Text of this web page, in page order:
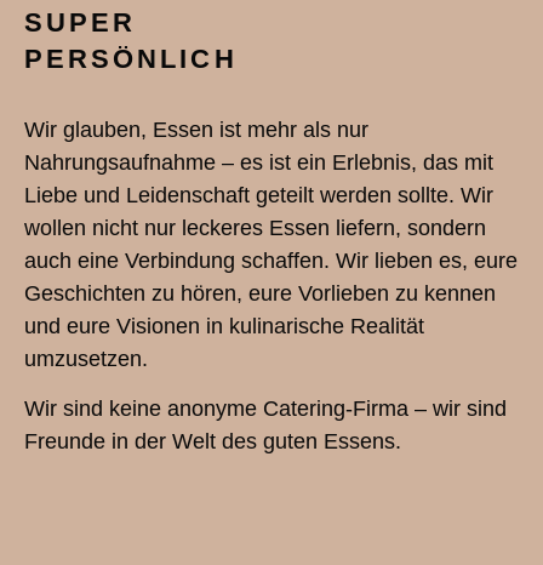
SUPER
PERSÖNLICH
Wir glauben, Essen ist mehr als nur
Nahrungsaufnahme – es ist ein Erlebnis, das mit
Liebe und Leidenschaft geteilt werden sollte. Wir
wollen nicht nur leckeres Essen liefern, sondern
auch eine Verbindung schaffen. Wir lieben es, eure
Geschichten zu hören, eure Vorlieben zu kennen
und eure Visionen in kulinarische Realität
umzusetzen.
Wir sind keine anonyme Catering-Firma – wir sind
Freunde in der Welt des guten Essens.